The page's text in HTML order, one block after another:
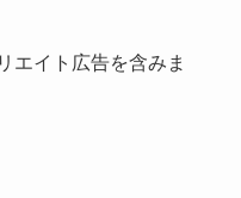
エイト広告を含みま